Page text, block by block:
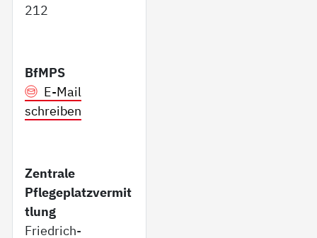
212
BfMPS
E-Mail
schreiben
Zentrale
Pflegeplatzvermit
tlung
Friedrich-